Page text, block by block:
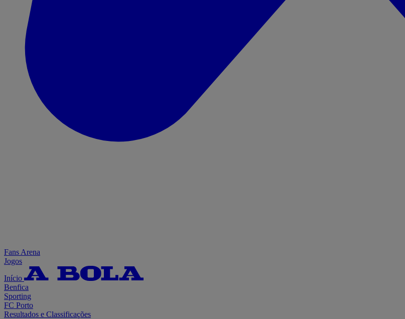
Fans Arena
Jogos
Início
Benfica
Sporting
FC Porto
Resultados e Classificações